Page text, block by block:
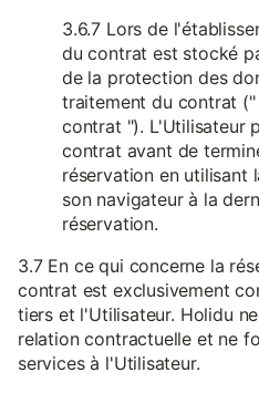
3.6.7 Lors de
du contrat est stocké
de la protection des
traitement du contrat
contrat "). L'Utilisateur
contrat avant de
réservation en utilisant
son navigateur à la
réservation.
3.7 En ce qui concerne la
contrat est exclusivement
tiers et l'Utilisateur. Holidu
relation contractuelle et ne
services à l'Utilisateur.